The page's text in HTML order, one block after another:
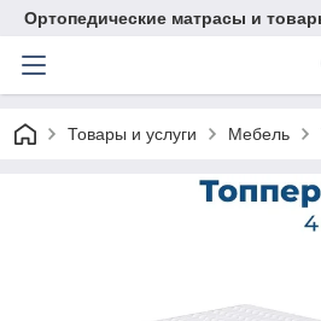
Ортопедические матрасы и
Товары и услуги Мебель